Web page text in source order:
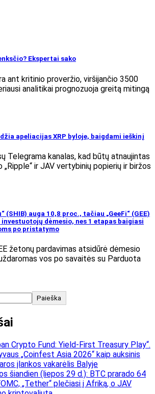
Ekspertai sako
ant kritinio proveržio, viršijančio 3500
analitikai prognozuoja greitą mitingą
apeliacijas XRP byloje, baigdami ieškinį
Telegrama kanalas, kad būtų atnaujintas
ir JAV vertybinių popierių ir biržos
(SHIB) auga 10,8 proc., tačiau „GeeFi“ (GEE)
dėmesio, nes 1 etapas baigiasi
po pristatymo
žetonų pardavimas atsidūrė dėmesio
vos po savaitės su Parduota
Paieška
Crypto Fund: Yield-First Treasury Play“.
„Coinfest Asia 2026“ kaip auksinis
įlankos vakarėlis Balyje
šiandien (liepos 29 d.): BTC prarado 64
„Tether“ plečiasi į Afriką, o JAV